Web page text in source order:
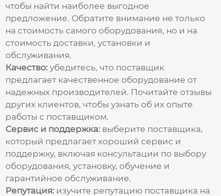
чтобы найти наиболее выгодное
предложение. Обратите внимание не только
на стоимость самого оборудования, но и на
стоимость доставки, установки и
обслуживания.
Качество: убедитесь, что поставщик
предлагает качественное оборудование от
надежных производителей. Почитайте отзывы
других клиентов, чтобы узнать об их опыте
работы с поставщиком.
Сервис и поддержка: выберите поставщика,
который предлагает хороший сервис и
поддержку, включая консультации по выбору
оборудования, установку, обучение и
гарантийное обслуживание.
Репутация: изучите репутацию поставщика на